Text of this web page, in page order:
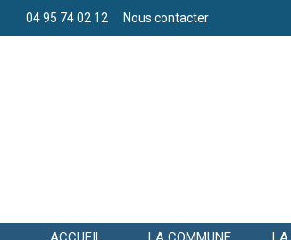
04 95 74 02 12 Nous contacter